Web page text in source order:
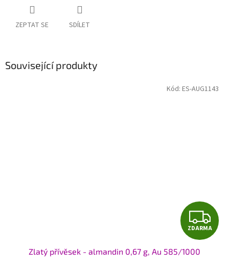
ZEPTAT SE SDÍLET
Související produkty
Z
D
ZDARMA
Zlatý přívěsek - almandin 0,67 g, Au 585/1000
Kód: ES-AUG1143